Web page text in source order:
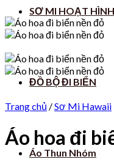
SƠ MI HOẠT HÌNH
ĐỒ BỘ ĐI BIỂN
Áo Thun Nhóm
Trang chủ /Sơ Mi Hawaii
Áo hoa đi